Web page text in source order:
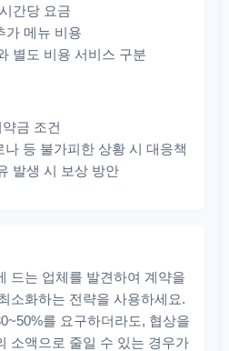
간당 요금
가 메뉴 비용
별도 비용 서비스 구분
금 조건
나 등 불가피한 상황 시 대응책
발생 시 보상 방안
드는 업체를 발견하여 계약을
소화하는 전략을 사용하세요.
를 요구하더라도, 협상을
소액으로 줄일 수 있는 경우가